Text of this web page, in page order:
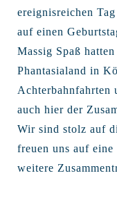
ereignisreichen
auf einen
Massig Spaß
Phantasialand in
Achterbahnfahrten
auch hier der
Wir sind stolz auf
freuen uns auf
weitere